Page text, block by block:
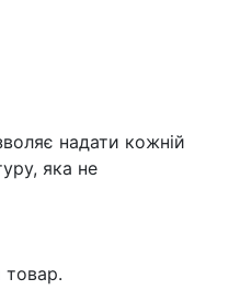
надати кожній
яка не
товар.